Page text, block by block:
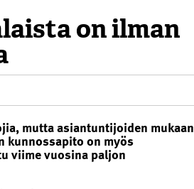
on ilman
mutta asiantuntijoiden mukaan
kunnossapito on myös
viime vuosina paljon